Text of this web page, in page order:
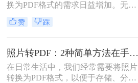
换为PDF格式的需求日益增加。无论
是为了更好地保存、传输还是打印图
片，PDF格式因其跨平台兼容性和格
怎么转换成pdf格式免费呢？本文将介
绍两种免费且高效的图片转PDF的方
法。
赞 踩
照片转PDF：2种简单方法在手机端和电脑端的操作差异！
在日常生活中，我们经常需要将照片
转换为PDF格式，以便于存储、分享